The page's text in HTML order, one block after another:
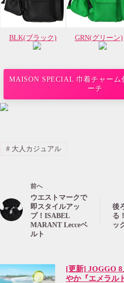
BLK(ブラック) GRN(グリーン)
MAISON SPECIAL 巾着チャーム
ーチ
#大人カジュアル
前へ
ウエストマークで
即スタイルアッ
プ！ISABEL
MARANT Lecceベ
ルト
後
る
ッ
[更新] JOGGO
やか『エメラル